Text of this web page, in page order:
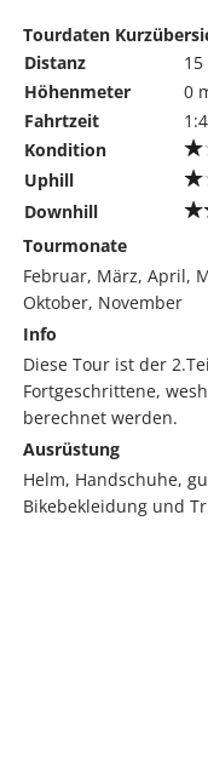
Tourdaten
Distanz
15
Höhenmeter
0
Fahrtzeit
Kondition
Uphill
Downhill
Tourmonate
Februar, März, April,
Oktober, November
Info
Diese Tour ist der
Fortgeschrittene,
berechnet werden.
Ausrüstung
Helm, Handschuhe,
Bikebekleidung und